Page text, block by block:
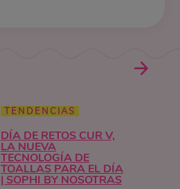
TENDENCIAS
DÍA DE RETOS CUR V,
LA NUEVA
TECNOLOGÍA DE
TOALLAS PARA EL DÍA
| SOPHI BY NOSOTRAS